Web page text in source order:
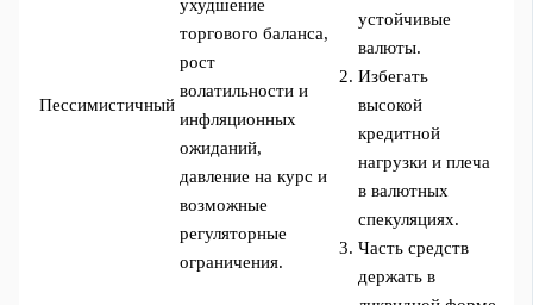
Пессимистичный
ухудшение
торгового баланса,
рост
волатильности и
инфляционных
ожиданий,
давление на курс и
возможные
регуляторные
ограничения.
устойчивые
валюты.
Избегать
высокой
кредитной
нагрузки и плеча
в валютных
спекуляциях.
Часть средств
держать в